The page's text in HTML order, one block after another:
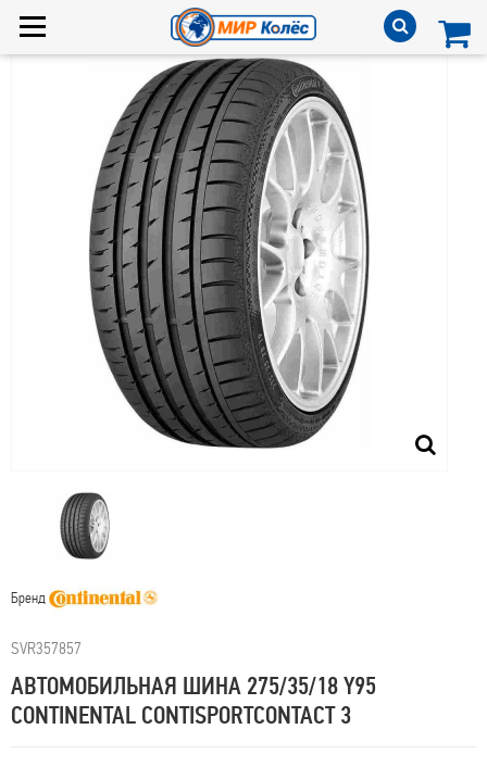
Бренд
SVR357857
АВТОМОБИЛЬНАЯ ШИНА 275/35/18 Y95
CONTINENTAL CONTISPORTCONTACT 3